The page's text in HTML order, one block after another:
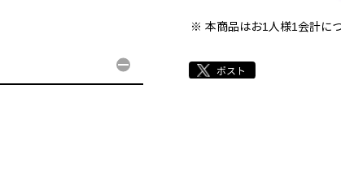
本商品はお1人様1会計に